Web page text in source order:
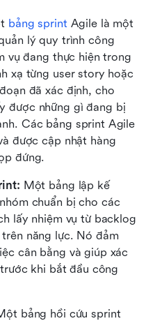
bảng sprint Agile là một
lý quy trình công
vụ đang thực hiện trong
xạ từng user story hoặc
đã xác định, cho
được những gì đang bị
Các bảng sprint Agile
được cập nhật hàng
đứng.
Một bảng lập kế
chuẩn bị cho các
lấy nhiệm vụ từ backlog
năng lực. Nó đảm
cân bằng và giúp xác
khi bắt đầu công
bảng hồi cứu sprint